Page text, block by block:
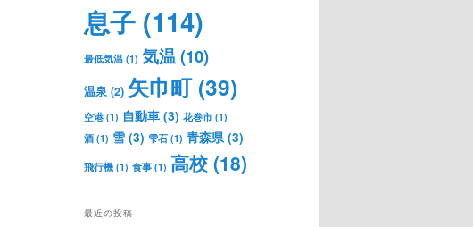
息子 (114)
最低気温 (1) 気温(10)
温泉 (2) 矢巾町(39)
空港 (1) 自動車 (3) 花巻市 (1)
酒 (1) 雪 (3) 雫石 (1) 青森県 (3)
飛行機 (1) 食事 (1) 高校 (18)
最近の投稿